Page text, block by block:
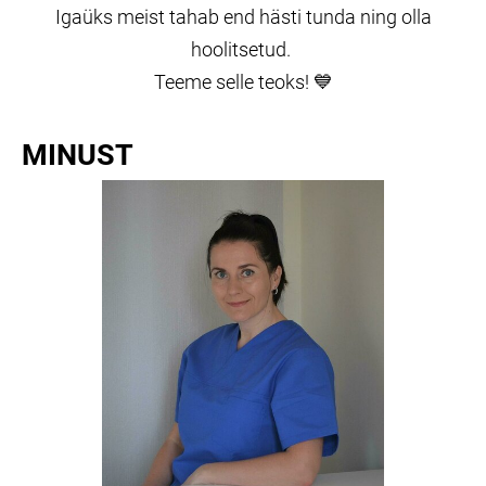
Igaüks meist tahab end hästi tunda ning olla
hoolitsetud.
Teeme selle teoks! 💙
MINUST